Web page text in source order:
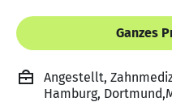
Ganzes
Angestellt,
Hamburg,